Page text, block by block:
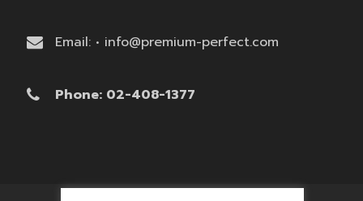
Email: • info@premium-perfect.com
Phone: 02-408-1377